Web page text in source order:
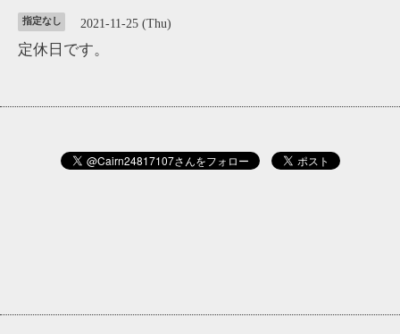
指定なし 2021-11-25 (Thu)
定休日です。